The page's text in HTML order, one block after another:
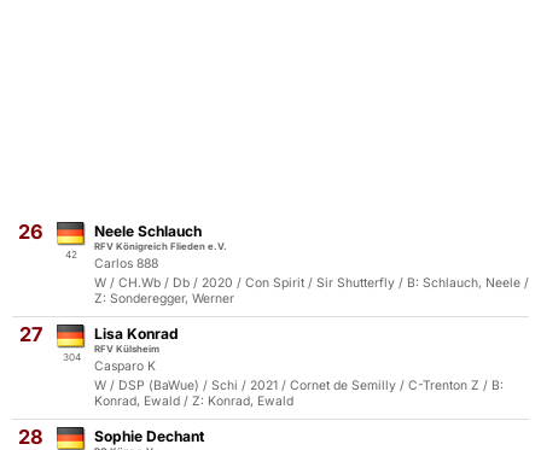
26
42
Neele Schlauch
RFV Königreich Flieden e.V.
Carlos 888
W / CH.Wb / Db / 2020 / Con Spirit / Sir Shutterfly / B: Schlauch, Neele /
Z: Sonderegger, Werner
27
304
Lisa Konrad
RFV Külsheim
Casparo K
W / DSP (BaWue) / Schi / 2021 / Cornet de Semilly / C-Trenton Z / B:
Konrad, Ewald / Z: Konrad, Ewald
28 Sophie Dechant